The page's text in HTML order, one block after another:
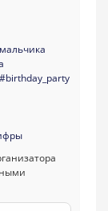
#birthday_party